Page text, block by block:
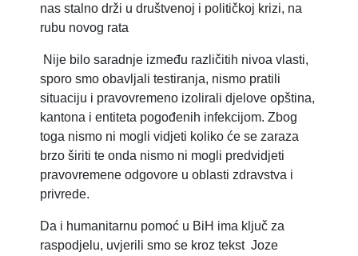
nas stalno drži u društvenoj i političkoj krizi, na
rubu novog rata
Nije bilo saradnje između različitih nivoa vlasti,
sporo smo obavljali testiranja, nismo pratili
situaciju i pravovremeno izolirali djelove opština,
kantona i entiteta pogođenih infekcijom. Zbog
toga nismo ni mogli vidjeti koliko će se zaraza
brzo širiti te onda nismo ni mogli predvidjeti
pravovremene odgovore u oblasti zdravstva i
privrede.
Da i humanitarnu pomoć u BiH ima ključ za
raspodjelu, uvjerili smo se kroz tekst Joze